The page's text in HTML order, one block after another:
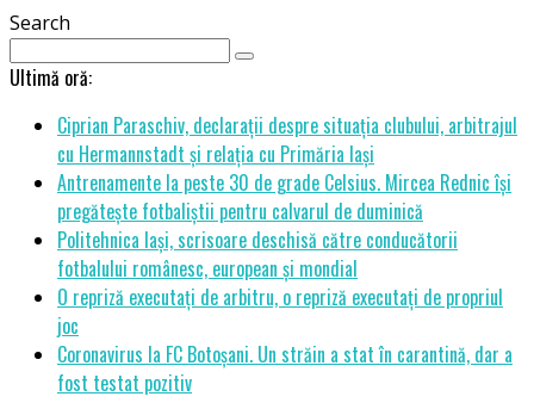
Search
Ultimă oră:
Ciprian Paraschiv, declarații despre situația clubului, arbitrajul
cu Hermannstadt și relația cu Primăria Iași
Antrenamente la peste 30 de grade Celsius. Mircea Rednic își
pregătește fotbaliștii pentru calvarul de duminică
Politehnica Iași, scrisoare deschisă către conducătorii
fotbalului românesc, european și mondial
O repriză executați de arbitru, o repriză executați de propriul
joc
Coronavirus la FC Botoșani. Un străin a stat în carantină, dar a
fost testat pozitiv